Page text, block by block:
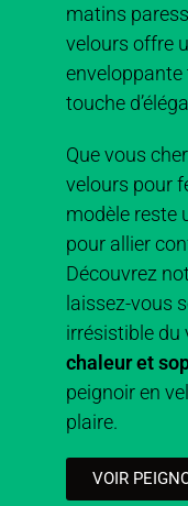
matins
velours offre
touche
Que vous
velours pour
modèle reste
pour allier
Découvrez
laissez-vous
irrésistible du
chaleur et
peignoir en
plaire.
VOIR